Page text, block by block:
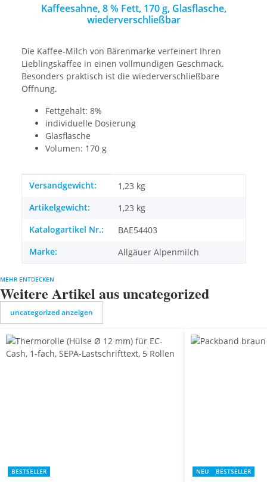
Kaffeesahne, 8 % Fett, 170 g, Glasflasche,
wiederverschließbar
Die Kaffee-Milch von Bärenmarke verfeinert Ihren
Lieblingskaffee in einen vollmundigen Geschmack.
Besonders praktisch ist die wiederverschließbare
Öffnung.
Fettgehalt: 8%
individuelle Dosierung
Glasflasche
Volumen: 170 g
Produkteigenschaft
Wert
Versandgewicht:
1,23 kg
Artikelgewicht:
1,23 kg
Katalogartikel Nr.:
BAE54403
Marke:
Allgäuer Alpenmilch
MEHR ENTDECKEN
Weitere Artikel aus uncategorized
uncategorized anzeigen
BESTSELLER NEU BESTSELLER